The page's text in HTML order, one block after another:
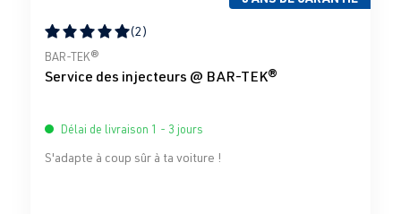
Note moyenne de 5 sur 5 étoiles
(2)
BAR-TEK®
Service des injecteurs @ BAR-TEK®
Délai de livraison 1 - 3 jours
S'adapte à coup sûr à ta voiture !